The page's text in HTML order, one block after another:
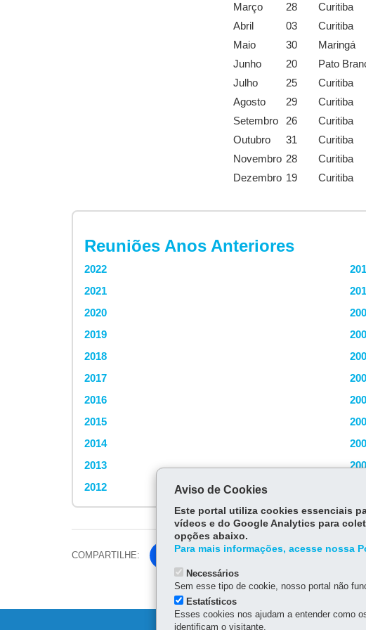
Março
28 Curitiba
Abril
03 Curitiba
Maio
30 Maringá
Junho
20 Pato
Julho
25 Curitiba
Agosto
29 Curitiba
Setembro
26 Curitiba
Outubro
31 Curitiba
Novembro 28 Curitiba
Dezembro 19 Curitiba
Reuniões Anos Anteriores
2022
2021
2020
2019
2018
2017
2016
2015
2014
2013
2012
COMPARTILHE:
Fa
ce
bo
ok
Tw
itt
er
Aviso de Cookies
Este portal utiliza cookies essenciais
vídeos e do Google Analytics para
opções abaixo.
Para mais informações, acesse nossa
Necessários
Sem esse tipo de cookie, nosso portal não
Estatísticos
Esses cookies nos ajudam a entender como
identificam o visitante.